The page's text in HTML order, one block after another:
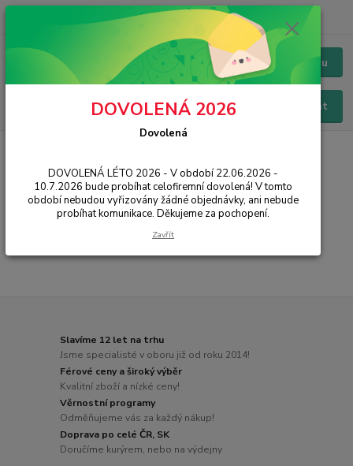
Menu
Hledat
Chat / Online podpora - 24/7
Galaxy A41, A51, A71
Slavíme 12 let na trhu
Jsme specialisté v oboru již od roku 2014!
Férové ceny a široký výběr
Kvalitní zboží a nízké ceny!
Věrnostní programy
Odměňujeme vás za každý nákup!
Doprava po celé ČR, SK
Doručíme kurýrem, nebo na výdejny
DOVOLENÁ 2026
Dovolená
DOVOLENÁ LÉTO 2026 - V období 22.06.2026 -
10.7.2026 bude probíhat celofiremní dovolená! V tomto
období nebudou vyřizovány žádné objednávky, ani nebude
probíhat komunikace. Děkujeme za pochopení.
Zavřít